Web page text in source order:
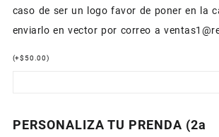
caso de ser un logo favor de poner en la
enviarlo en vector por correo a
(+$50.00 )
PERSONALIZA TU PRENDA (2a